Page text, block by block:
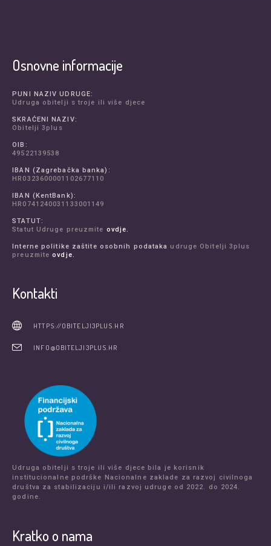
Osnovne informacije
PUNI NAZIV UDRUGE:
Udruga obitelji s troje ili više djece
SKRAĆENI NAZIV:
Obitelji 3plus
OIB:
49522139538
IBAN (Zagrebačka banka):
HR0323600001102677110
IBAN (KentBank):
HR0741240031133001149
STATUT:
Statut Udruge preuzmite ovdje.
Interne politike zaštite osobnih podataka udruge Obitelji 3plus
preuzmiteovdje.
Kontakti
HTTPS://OBITELJI3PLUS.HR
INFO@OBITELJI3PLUS.HR
Udruga obitelji s troje ili više djece bila je korisnik
institucionalne podrške Nacionalne zaklade za razvoj civilnoga
društva za stabilizaciju i/ili razvoj udruge od 2022. do 2024.
godine.
Kratko o nama